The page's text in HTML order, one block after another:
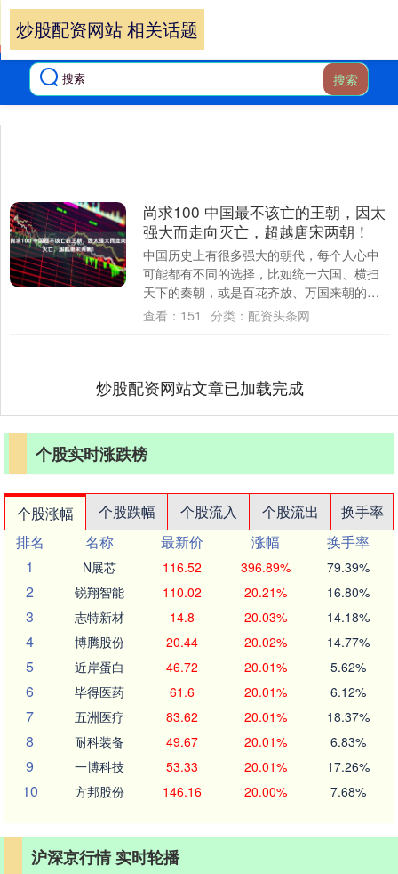
搜索
炒股配资网站 相关话题
尚求100 中国最不该亡的王朝，因太
强大而走向灭亡，超越唐宋两朝！
中国历史上有很多强大的朝代，每个人心中
可能都有不同的选择，比如统一六国、横扫
天下的秦朝，或是百花齐放、万国来朝的唐
朝，还有在经济和农业方面极为强盛的宋
查看： 151 分类： 配资头条网
炒股配资网站文章已加载完成
个股实时涨跌榜
个股涨幅 个股跌幅 个股流入 个股流出
换手率
排名
名称 最新价 涨幅
换手率
1
N展芯 116.52 396.89% 79.39%
2 锐翔智能 110.02 20.21% 16.80%
3 志特新材 14.8 20.03% 14.18%
4 博腾股份 20.44 20.02% 14.77%
5 近岸蛋白 46.72 20.01% 5.62%
6 毕得医药 61.6 20.01% 6.12%
7 五洲医疗 83.62 20.01% 18.37%
8 耐科装备 49.67 20.01% 6.83%
9 一博科技 53.33 20.01% 17.26%
10 方邦股份 146.16 20.00% 7.68%
沪深京行情 实时轮播